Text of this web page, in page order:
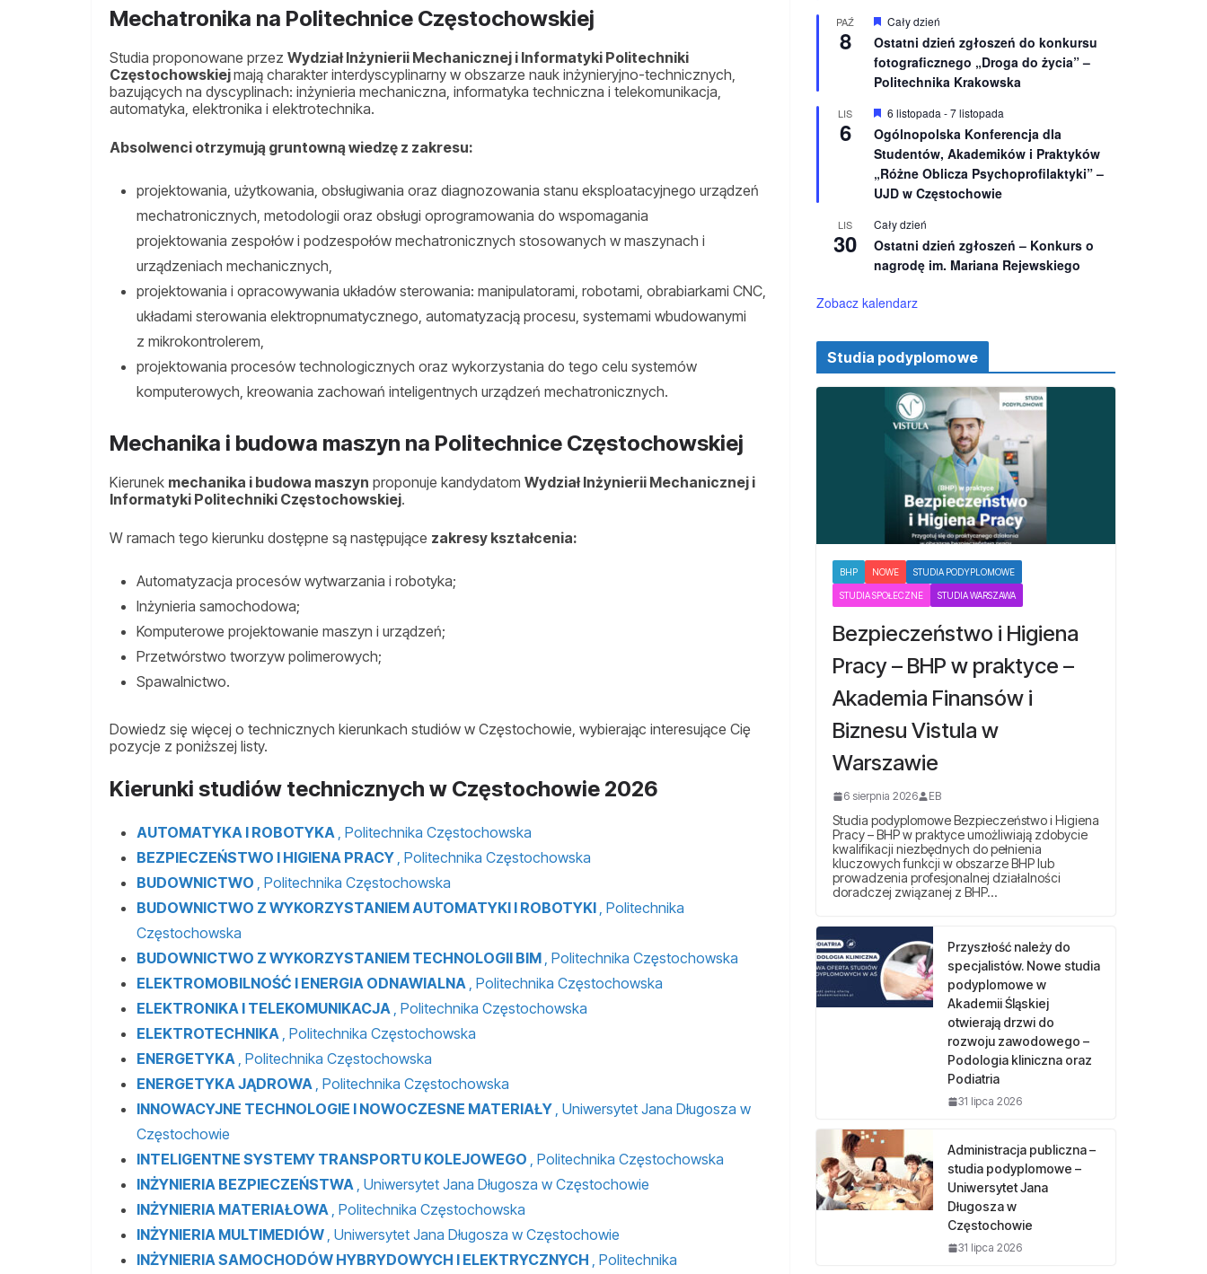
Mechatronika na Politechnice Częstochowskiej
Studia proponowane przez Wydział Inżynierii Mechanicznej i Informatyki Politechniki
Częstochowskiejmają charakter interdyscyplinarny w obszarze nauk inżynieryjno-technicznych,
bazujących na dyscyplinach: inżynieria mechaniczna, informatyka techniczna i telekomunikacja,
automatyka, elektronika i elektrotechnika.
Absolwenci otrzymują gruntowną wiedzę z zakresu:
projektowania, użytkowania, obsługiwania oraz diagnozowania stanu eksploatacyjnego urządzeń
mechatronicznych, metodologii oraz obsługi oprogramowania do wspomagania
projektowania zespołów i podzespołów mechatronicznych stosowanych w maszynach i
urządzeniach mechanicznych,
projektowania i opracowywania układów sterowania: manipulatorami, robotami, obrabiarkami CNC,
układami sterowania elektropnumatycznego, automatyzacją procesu, systemami wbudowanymi
z mikrokontrolerem,
projektowania procesów technologicznych oraz wykorzystania do tego celu systemów
komputerowych, kreowania zachowań inteligentnych urządzeń mechatronicznych.
Mechanika i budowa maszyn na Politechnice Częstochowskiej
Kierunek mechanika i budowa maszyn proponuje kandydatom Wydział Inżynierii Mechanicznej i
Informatyki Politechniki Częstochowskiej.
W ramach tego kierunku dostępne są następujące zakresy kształcenia:
Automatyzacja procesów wytwarzania i robotyka;
Inżynieria samochodowa;
Komputerowe projektowanie maszyn i urządzeń;
Przetwórstwo tworzyw polimerowych;
Spawalnictwo.
Dowiedz się więcej o technicznych kierunkach studiów w Częstochowie, wybierając interesujące Cię
pozycje z poniższej listy.
Kierunki studiów technicznych w Częstochowie 2026
AUTOMATYKA I ROBOTYKA , Politechnika Częstochowska
BEZPIECZEŃSTWO I HIGIENA PRACY , Politechnika Częstochowska
BUDOWNICTWO , Politechnika Częstochowska
BUDOWNICTWO Z WYKORZYSTANIEM AUTOMATYKI I ROBOTYKI , Politechnika
Częstochowska
BUDOWNICTWO Z WYKORZYSTANIEM TECHNOLOGII BIM , Politechnika Częstochowska
ELEKTROMOBILNOŚĆ I ENERGIA ODNAWIALNA , Politechnika Częstochowska
ELEKTRONIKA I TELEKOMUNIKACJA , Politechnika Częstochowska
ELEKTROTECHNIKA , Politechnika Częstochowska
ENERGETYKA , Politechnika Częstochowska
ENERGETYKA JĄDROWA , Politechnika Częstochowska
INNOWACYJNE TECHNOLOGIE I NOWOCZESNE MATERIAŁY , Uniwersytet Jana Długosza w
Częstochowie
INTELIGENTNE SYSTEMY TRANSPORTU KOLEJOWEGO , Politechnika Częstochowska
INŻYNIERIA BEZPIECZEŃSTWA , Uniwersytet Jana Długosza w Częstochowie
INŻYNIERIA MATERIAŁOWA , Politechnika Częstochowska
INŻYNIERIA MULTIMEDIÓW , Uniwersytet Jana Długosza w Częstochowie
INŻYNIERIA SAMOCHODÓW HYBRYDOWYCH I ELEKTRYCZNYCH , Politechnika
n
o
n
e
PAŹ
8
W
r
ó
ż
n
i
o
n
e
Cały dzień
Ostatni dzień zgłoszeń do konkursu
fotograficznego „Droga do życia” –
Politechnika Krakowska
LIS
6
W
r
ó
ż
n
i
n
e
6 listopada -7 listopada
Ogólnopolska Konferencja dla
Studentów, Akademików i Praktyków
„Różne Oblicza Psychoprofilaktyki” –
UJD w Częstochowie
LIS
30
Cały dzień
Ostatni dzień zgłoszeń – Konkurs o
nagrodę im. Mariana Rejewskiego
Zobacz kalendarz
Studia podyplomowe
BHP NOWE STUDIA PODYPLOMOWE
STUDIA SPOŁECZNE STUDIA WARSZAWA
Bezpieczeństwo i Higiena
Pracy – BHP w praktyce –
Akademia Finansów i
Biznesu Vistula w
Warszawie
6 sierpnia 2026 EB
Studia podyplomowe Bezpieczeństwo i Higiena
Pracy – BHP w praktyce umożliwiają zdobycie
kwalifikacji niezbędnych do pełnienia
kluczowych funkcji w obszarze BHP lub
prowadzenia profesjonalnej działalności
doradczej związanej z BHP…
Przyszłość należy do
specjalistów. Nowe studia
podyplomowe w
Akademii Śląskiej
otwierają drzwi do
rozwoju zawodowego –
Podologia kliniczna oraz
Podiatria
31 lipca 2026
Administracja publiczna –
studia podyplomowe –
Uniwersytet Jana
Długosza w
Częstochowie
31 lipca 2026